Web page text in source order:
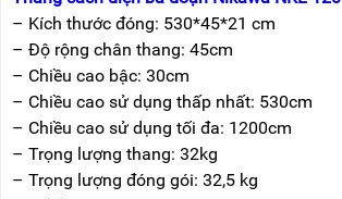
– Kích thước đóng: 530*45*21 cm
– Độ rộng chân thang: 45cm
– Chiều cao bậc: 30cm
– Chiều cao sử dụng thấp nhất: 530cm
– Chiều cao sử dụng tối đa: 1200cm
– Trọng lượng thang: 32kg
– Trọng lượng đóng gói: 32,5 kg